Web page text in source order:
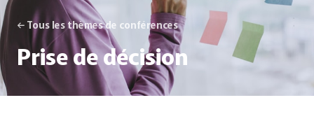
← Tous les thèmes de conférences
Prise de décision